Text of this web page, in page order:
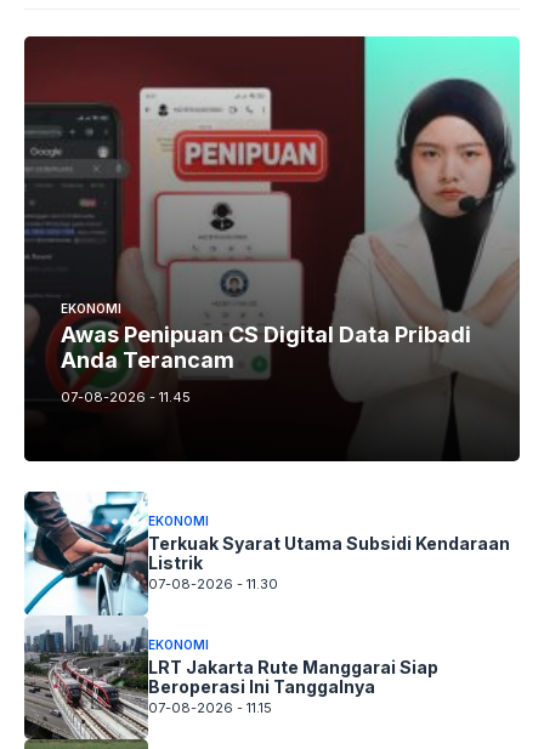
EKONOMI
Awas Penipuan CS Digital Data Pribadi
Anda Terancam
07-08-2026 - 11.45
EKONOMI
Terkuak Syarat Utama Subsidi Kendaraan
Listrik
07-08-2026 - 11.30
EKONOMI
LRT Jakarta Rute Manggarai Siap
Beroperasi Ini Tanggalnya
07-08-2026 - 11.15